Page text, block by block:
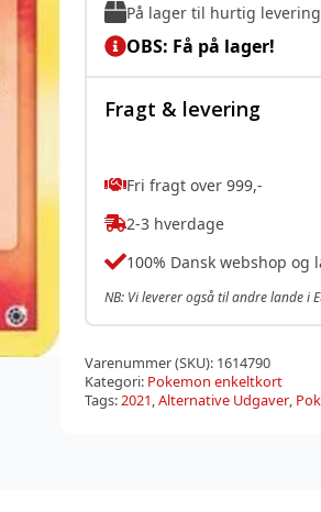
På lager til hurtig levering
OBS: Få på lager!
Fragt & levering
Fri fragt over 999,-
2-3 hverdage
100% Dansk webshop og
NB: Vi leverer også til andre lande i
Varenummer (SKU): 1614790
Kategori: Pokemon enkeltkort
Tags:2021,Alternative Udgaver,